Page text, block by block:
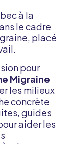
à la
le cadre
placé
pour
Migraine
les milieux
concrète
guides
aider les